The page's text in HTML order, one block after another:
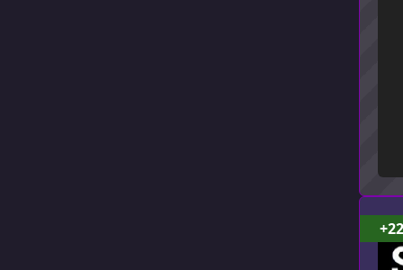
+22